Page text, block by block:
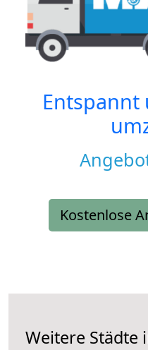
Entspannt
Kostenlose
Weitere Städte